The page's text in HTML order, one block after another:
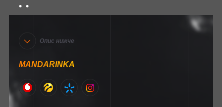
Опис нижче
MANDARINKA